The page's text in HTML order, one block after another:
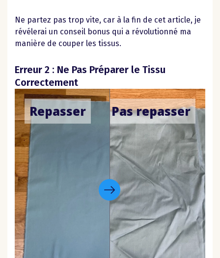
Ne partez pas trop vite, car à la fin de cet article, je
révélerai un conseil bonus qui a révolutionné ma
manière de couper les tissus.
Erreur 2 : Ne Pas Préparer le Tissu
Correctement
Pas repasser
Repasser